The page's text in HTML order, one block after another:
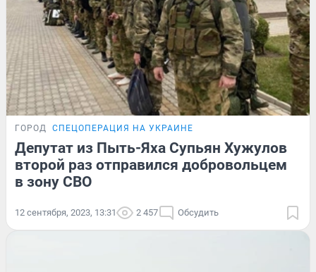
ГОРОД СПЕЦОПЕРАЦИЯ НА УКРАИНЕ
Депутат из Пыть-Яха Супьян Хужулов
второй раз отправился добровольцем
в зону СВО
12 сентября, 2023, 13:31 2 457 Обсудить